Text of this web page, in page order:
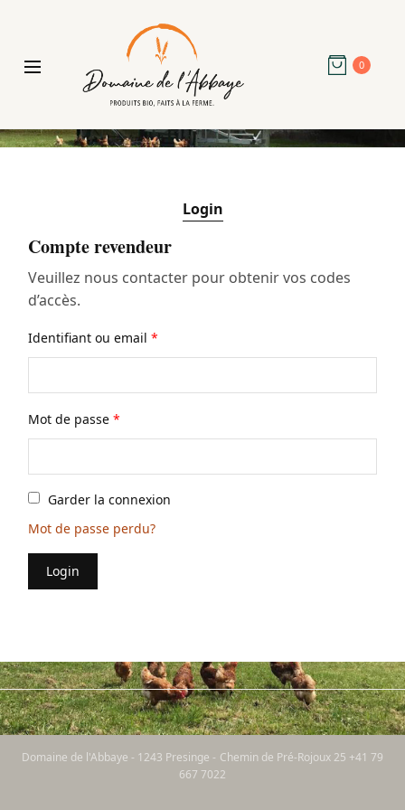
0
Login
Compte revendeur
Veuillez nous contacter pour obtenir vos codes
d’accès.
Identifiant ou email*
Mot de passe*
Garder la connexion
Mot de passe perdu?
Login
Domaine de l'Abbaye - 1243 Presinge - Chemin de Pré-Rojoux 25 +41 79
667 7022